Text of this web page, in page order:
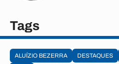
Tags
ALUÍZIO BEZERRA DESTAQUES